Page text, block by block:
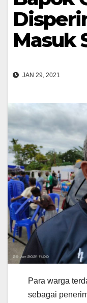
Masuk
JAN 29, 2021
Para warga
sebagai